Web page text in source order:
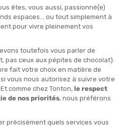
di partire per un'escursione
Un po' di preparazione basta
integrale, ma qualche
Le zone preferite dalle